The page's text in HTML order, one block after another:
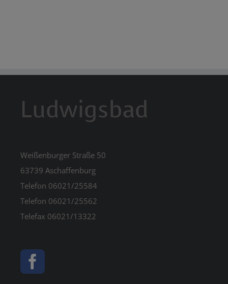
Ludwigsbad
Weißenburger Straße 50
63739 Aschaffenburg
Telefon 06021/25584
Telefon 06021/25562
Telefax 06021/13322